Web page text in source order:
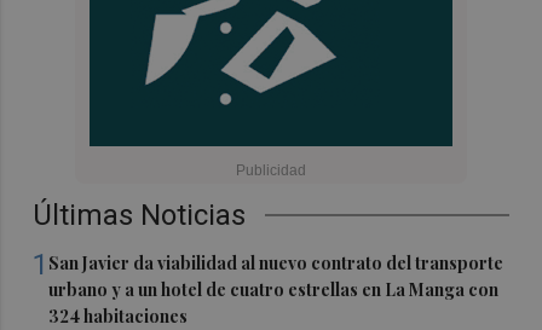
Últimas Noticias
1 San Javier da viabilidad al nuevo contrato del transporte
urbano y a un hotel de cuatro estrellas en La Manga con
324 habitaciones